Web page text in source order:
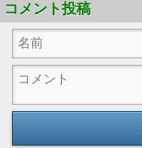
コメント投稿